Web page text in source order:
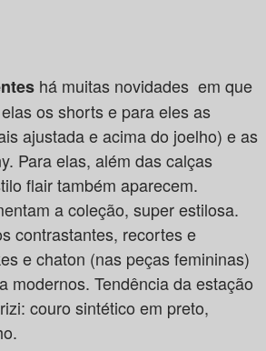
há muitas novidades em que
os shorts e para eles as
ajustada e acima do joelho) e as
Para elas, além das calças
flair também aparecem.
a coleção, super estilosa.
contrastantes, recortes e
e chaton (nas peças femininas)
modernos. Tendência da estação
couro sintético em preto,